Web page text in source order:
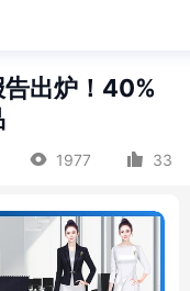
出炉！40%
1977 33